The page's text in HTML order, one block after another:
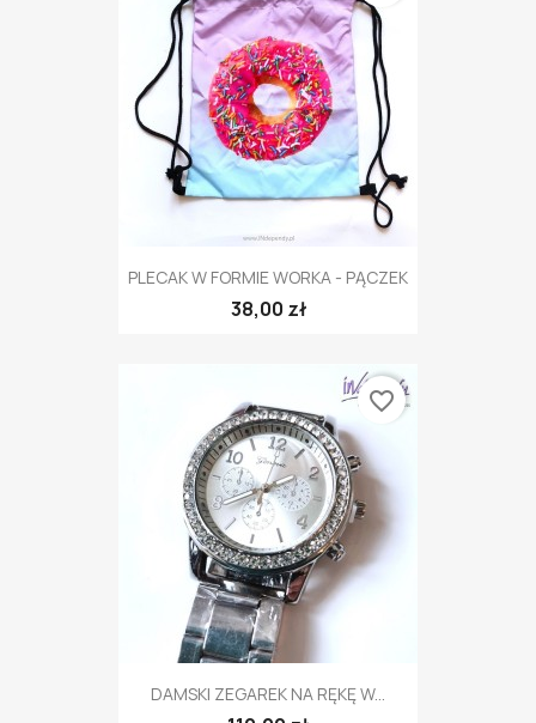
PLECAK W FORMIE WORKA - PĄCZEK
38,00 zł
DAMSKI ZEGAREK NA RĘKĘ W...
favorite_border